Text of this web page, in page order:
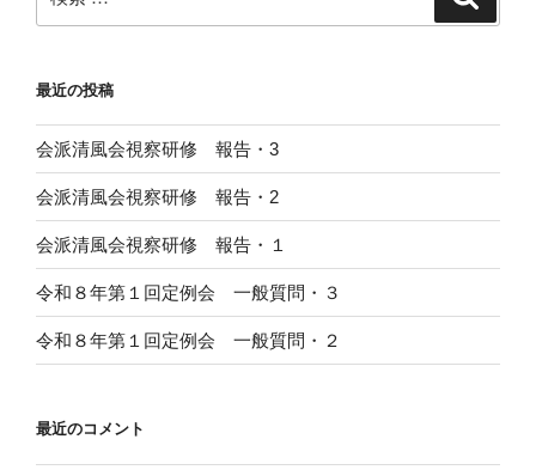
索:
最近の投稿
会派清風会視察研修 報告・3
会派清風会視察研修 報告・2
会派清風会視察研修 報告・１
令和８年第１回定例会 一般質問・３
令和８年第１回定例会 一般質問・２
最近のコメント